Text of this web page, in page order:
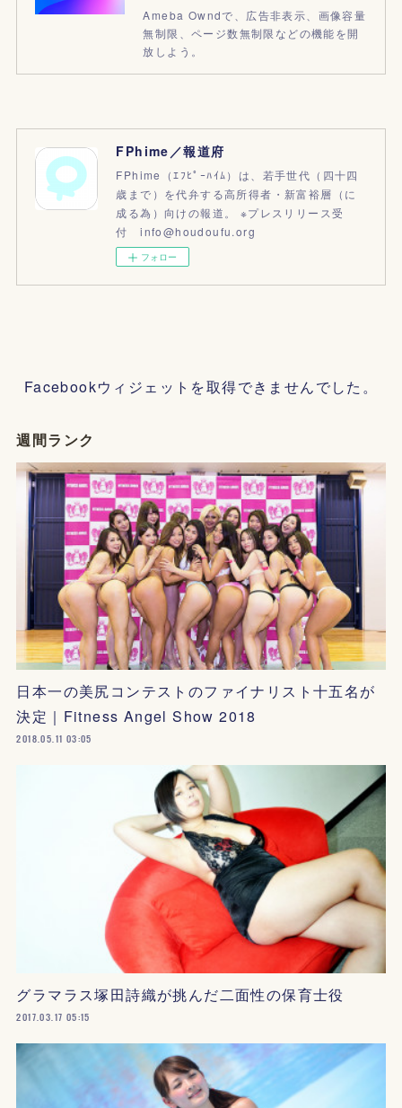
Ameba Owndで、広告非表示、画像容量
無制限、ページ数無制限などの機能を開
放しよう。
FPhime／報道府
FPhime（ｴﾌﾋﾟｰﾊｲﾑ）は、若手世代（四十四
歳まで）を代弁する高所得者・新富裕層（に
成る為）向けの報道。 ※プレスリリース受
付 info@houdoufu.org
フォロー
Facebookウィジェットを取得できませんでした。
週間ランク
日本一の美尻コンテストのファイナリスト十五名が
決定｜Fitness Angel Show 2018
2018.05.11 03:05
グラマラス塚田詩織が挑んだ二面性の保育士役
2017.03.17 05:15